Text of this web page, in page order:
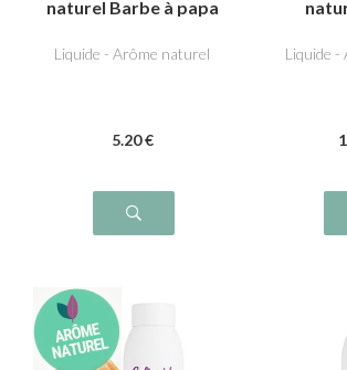
naturel Barbe à papa
Liquide - Arôme naturel
5.20 €
Liquide -